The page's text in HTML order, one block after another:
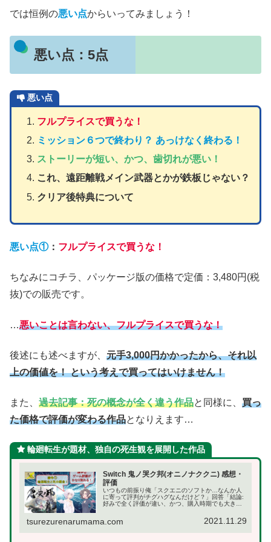
では恒例の悪い点からいってみましょう！
悪い点：5点
悪い点
フルプライスで買うな！
ミッション６つで終わり？ あっけなく終わる！
ストーリーが短い、かつ、歯切れが悪い！
これ、遠距離戦メイン武器とかが鉄板じゃない？
クリア後特典について
悪い点①： フルプライスで買うな！
ちなみにコチラ、パッケージ版の価格で定価：3,480円(税
抜)での販売です。
…悪いことは言わない、フルプライスで買うな！
後述にも述べますが、 元手3,000円かかったから、それ以
上の価値を！ という考えで買ってはいけません！
また、 過去記事：死の概念が全く違う作品と同様に、 買っ
た価格で評価が変わる作品となりえます…
輪廻転生が題材、独自の死生観を展開した作品
Switch 鬼ノ哭ク邦(オニノナククニ) 感想・
評価
いつもの前振り俺「スクエニのソフトか…なんか人
に寄って評判がチグハグなんだけど？」回答「結論:
好みで全く評価が違い、かつ、購入時期でも大きく
で、販売会社：スクエニ、開発会社：Tokyo R...
tsurezurenarumama.com 2021.11.29